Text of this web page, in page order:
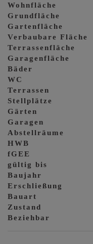
Wohnfläche
Grundfläche
Gartenfläche
Verbaubare Fläche
Terrassenfläche
Garagenfläche
Bäder
WC
Terrassen
Stellplätze
Gärten
Garagen
Abstellräume
HWB
fGEE
gültig bis
Baujahr
Erschließung
Bauart
Zustand
Beziehbar